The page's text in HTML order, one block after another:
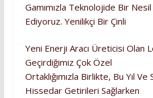
Gamımızla Teknolojide Bir
Ediyoruz. Yenilikçi Bir Çinli
Yeni Enerji Aracı Üreticisi Olan
Geçirdiğimiz Çok Özel
Ortaklığımızla Birlikte, Bu Yıl
Hissedar Getirileri Sağlarken